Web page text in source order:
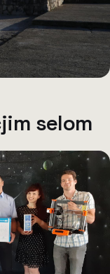
selom